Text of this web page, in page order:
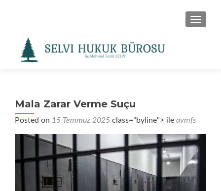
Mala Zarar Verme Suçu
Posted on 15 Temmuz 2025 class="byline"> ile avmfs